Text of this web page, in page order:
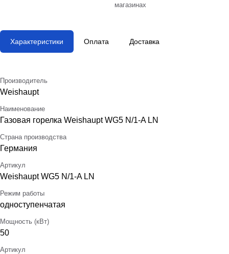
магазинах
Характеристики Оплата Доставка
Производитель
Weishaupt
Наименование
Газовая горелка Weishaupt WG5 N/1-A LN
Страна производства
Германия
Артикул
Weishaupt WG5 N/1-A LN
Режим работы
одноступенчатая
Мощность (кВт)
50
Артикул